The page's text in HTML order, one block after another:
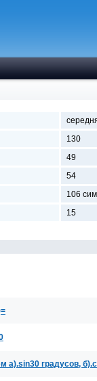
130
49
54
106
15
градусов,